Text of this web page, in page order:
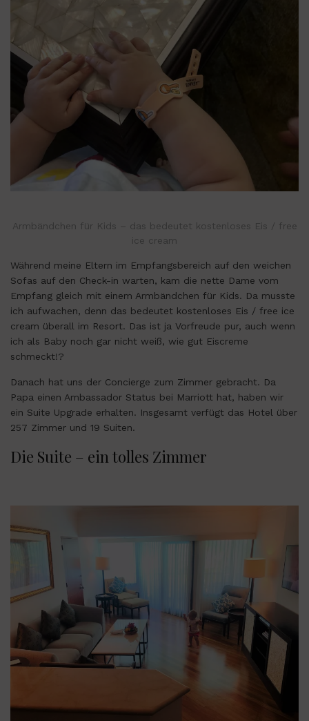
Armbändchen für Kids – das bedeutet kostenloses Eis / free
ice cream
Während meine Eltern im Empfangsbereich auf den weichen
Sofas auf den Check-in warten, kam die nette Dame vom
Empfang gleich mit einem Armbändchen für Kids. Da musste
ich aufwachen, denn das bedeutet kostenloses Eis / free ice
cream überall im Resort. Das ist ja Vorfreude pur, auch wenn
ich als Baby noch gar nicht weiß, wie gut Eiscreme
schmeckt!?
Danach hat uns der Concierge zum Zimmer gebracht. Da
Papa einen Ambassador Status bei Marriott hat, haben wir
ein Suite Upgrade erhalten. Insgesamt verfügt das Hotel über
257 Zimmer und 19 Suiten.
Die Suite – ein tolles Zimmer